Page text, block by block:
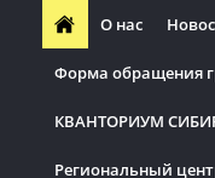
О нас
Форма обращения
КВАНТОРИУМ
Региональный